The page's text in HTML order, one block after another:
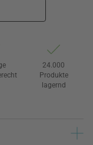
24.000
Produkte
lagernd